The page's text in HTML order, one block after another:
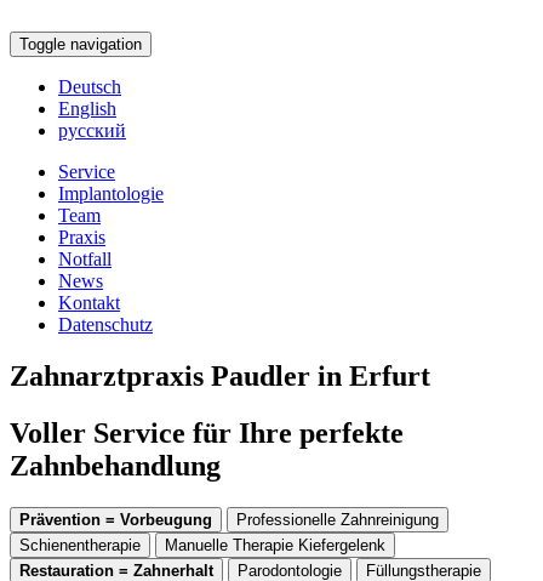
Toggle navigation
Deutsch
English
русский
Service
Implantologie
Team
Praxis
Notfall
News
Kontakt
Datenschutz
Zahnarztpraxis Paudler in Erfurt
Voller Service für Ihre perfekte
Zahnbehandlung
Prävention = Vorbeugung
Professionelle Zahnreinigung
Schienentherapie
Manuelle Therapie Kiefergelenk
Restauration = Zahnerhalt
Parodontologie
Füllungstherapie